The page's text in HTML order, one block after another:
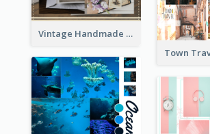
Vintage Handmade Mood Board